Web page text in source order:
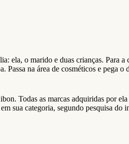
ela, o marido e duas crianças. Para
na área de cosméticos e pega
Todas as marcas adquiridas por
sua categoria, segundo pesquisa